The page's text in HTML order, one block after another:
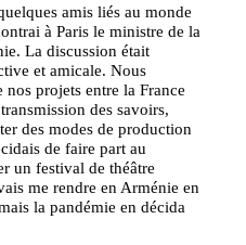
amis liés au monde
à Paris le ministre de la
La discussion était
et amicale. Nous
projets entre la France
des savoirs,
des modes de production
de faire part au
un festival de théâtre
me rendre en Arménie en
la pandémie en décida